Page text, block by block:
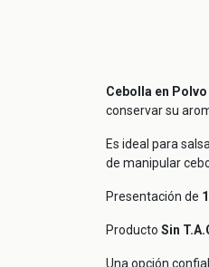
Cebolla en
conservar su
Es ideal para
de manipular
Presentación de
Producto Sin
Una opción